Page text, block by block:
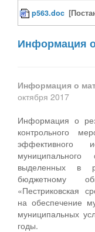
p563.doc
Информация
Информация о
октября 2017
Информация о
контрольного
эффективного
выделенных в
бюджетному
«Пестриковская
на обеспечение
муниципальных
годы.